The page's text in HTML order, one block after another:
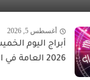
أغسطس 5, 2026
2026 العامة في الحب والعمل...